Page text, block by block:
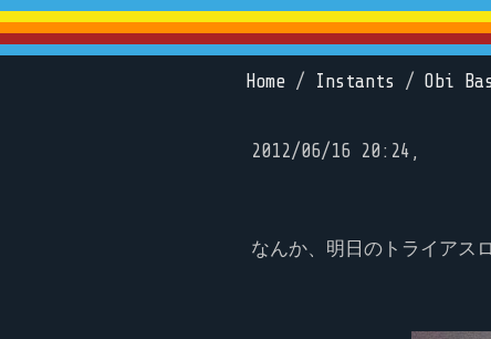
Home / Instants / Obi
2012/06/16 20:24,
なんか、明日のトライア